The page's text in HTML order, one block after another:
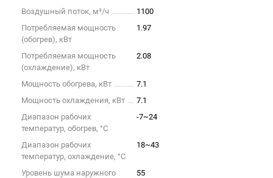
Воздушный поток, м³/ч
1100
Потребляемая мощность
(обогрев), кВт
1.97
Потребляемая мощность
(охлаждение), кВт
2.08
Мощность обогрева, кВт
7.1
Мощность охлаждения, кВт
7.1
Диапазон рабочих
температур, обогрев, °C
-7~24
Диапазон рабочих
температур, охлаждение, °C
18~43
Уровень шума наружного
55